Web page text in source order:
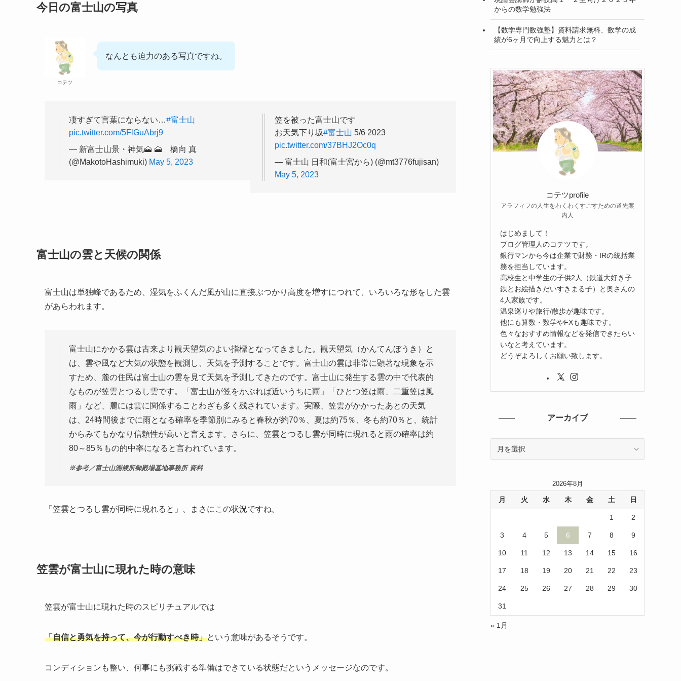
今日の富士山の写真
コテツ
なんとも迫力のある写真ですね。
凄すぎて言葉にならない…#富士山
pic.twitter.com/5FlGuAbrj9
— 新富士山景・神気🗻 🗻 橋向 真
(@MakotoHashimuki) May 5, 2023
笠を被った富士山です
お天気下り坂#富士山 5/6 2023
pic.twitter.com/37BHJ2Oc0q
— 富士山 日和(富士宮から) (@mt3776fujisan)
May 5, 2023
富士山の雲と天候の関係
富士山は単独峰であるため、湿気をふくんだ風が山に直接ぶつかり高度を増すにつれて、いろいろな形をした雲
があらわれます。
富士山にかかる雲は古来より観天望気のよい指標となってきました。観天望気（かんてんぼうき）と
は、雲や風など大気の状態を観測し、天気を予測することです。富士山の雲は非常に顕著な現象を示
すため、麓の住民は富士山の雲を見て天気を予測してきたのです。富士山に発生する雲の中で代表的
なものが笠雲とつるし雲です。「富士山が笠をかぶれば近いうちに雨」「ひとつ笠は雨、二重笠は風
雨」など、麓には雲に関係することわざも多く残されています。実際、笠雲がかかったあとの天気
は、24時間後までに雨となる確率を季節別にみると春秋が約70％、夏は約75％、冬も約70％と、統計
からみてもかなり信頼性が高いと言えます。さらに、笠雲とつるし雲が同時に現れると雨の確率は約
80～85％もの的中率になると言われています。
※参考／富士山測候所御殿場基地事務所 資料
「笠雲とつるし雲が同時に現れると」、まさにこの状況ですね。
笠雲が富士山に現れた時の意味
笠雲が富士山に現れた時のスピリチュアルでは
「自信と勇気を持って、今が行動すべき時」という意味があるそうです。
コンディションも整い、何事にも挑戦する準備はできている状態だというメッセージなのです。
からの数学勉強法
【数学専門数強塾】資料請求無料、数学の成
績が6ヶ月で向上する魅力とは？
コテツprofile
アラフィフの人生をわくわくすごすための道先案
内人
はじめまして！
ブログ管理人のコテツです。
銀行マンから今は企業で財務・IRの統括業
務を担当しています。
高校生と中学生の子供2人（鉄道大好き子
鉄とお絵描きだいすきまる子）と奥さんの
4人家族です。
温泉巡りや旅行/散歩が趣味です。
他にも算数・数学やFXも趣味です。
色々なおすすめ情報などを発信できたらい
いなと考えています。
どうぞよろしくお願い致します。
アーカイブ
2026年8月
月 火 水 木 金 土 日
1 2
3 4 5 6 7 8 9
10 11 12 13 14 15 16
17 18 19 20 21 22 23
24 25 26 27 28 29 30
31
« 1月